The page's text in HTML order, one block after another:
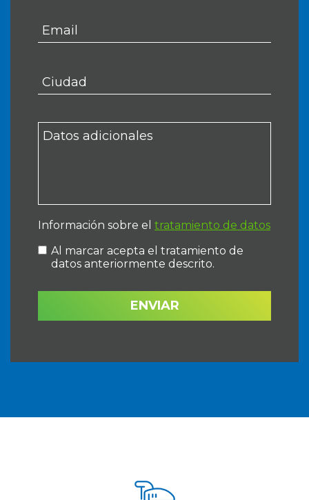
Información sobre el tratamiento de datos
Al marcar acepta el tratamiento de
datos anteriormente descrito.